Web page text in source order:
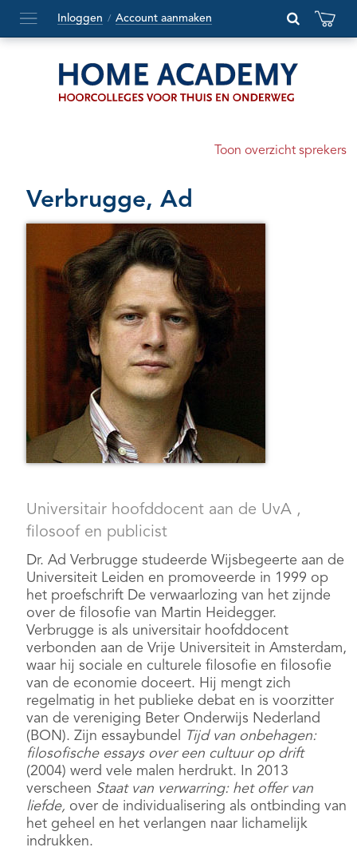
Hoofdmenu
openen
Inloggen / Account aanmaken
Toon overzicht sprekers
Verbrugge, Ad
Universitair hoofddocent aan de UvA ,
filosoof en publicist
Dr. Ad Verbrugge studeerde Wijsbegeerte aan de
Universiteit Leiden en promoveerde in 1999 op
het proefschrift De verwaarlozing van het zijnde
over de filosofie van Martin Heidegger.
Verbrugge is als universitair hoofddocent
verbonden aan de Vrije Universiteit in Amsterdam,
waar hij sociale en culturele filosofie en filosofie
van de economie doceert. Hij mengt zich
regelmatig in het publieke debat en is voorzitter
van de vereniging Beter Onderwijs Nederland
(BON). Zijn essaybundel
Tijd van onbehagen:
filosofische essays over een cultuur op drift
(2004) werd vele malen herdrukt. In 2013
verscheen Staat van verwarring: het offer van
liefde, over de individualisering als ontbinding van
het geheel en het verlangen naar lichamelijk
indrukken.